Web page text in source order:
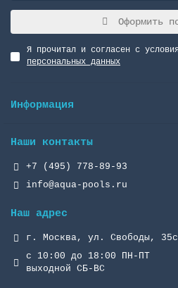
Оформить
Я прочитал и согласен с
персональных данных
Информация
Наши контакты
+7 (495) 778-89-93
info@aqua-pools.ru
Наш адрес
г. Москва, ул. Свободы,
с 10:00 до 18:00 ПН-ПТ
выходной СБ-ВС